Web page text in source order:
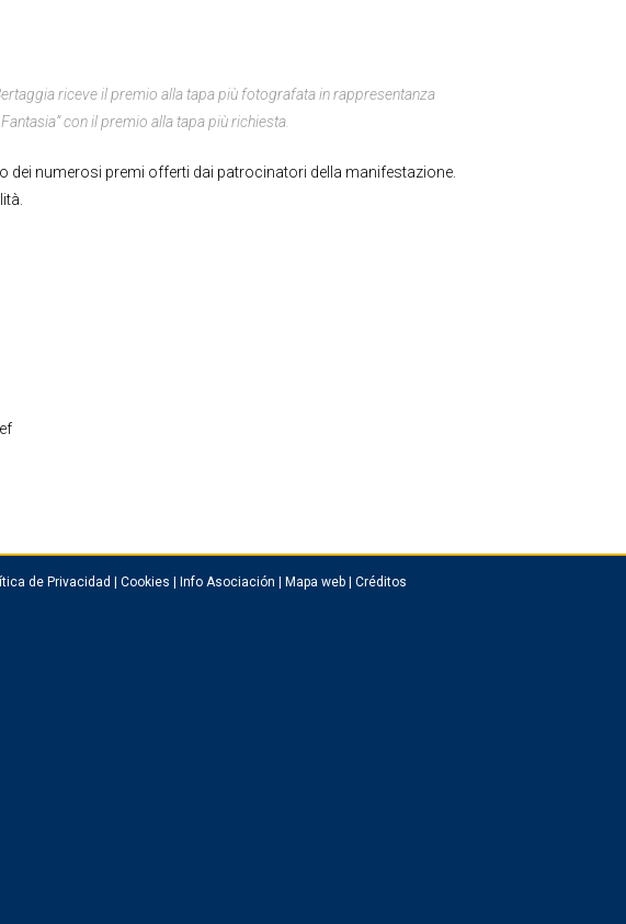
riceve il premio alla tapa più fotografata in rappresentanza
con il premio alla tapa più richiesta.
dei numerosi premi offerti dai patrocinatori della manifestazione.
de Privacidad |Cookies |Info Asociación |Mapa web |Créditos